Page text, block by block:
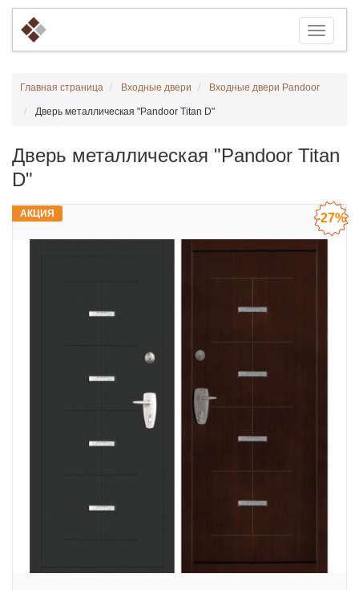
Главная страница Входные двери Входные двери Pandoor
Дверь металлическая "Pandoor Titan D"
Дверь металлическая "Pandoor Titan
D"
АКЦИЯ -27%